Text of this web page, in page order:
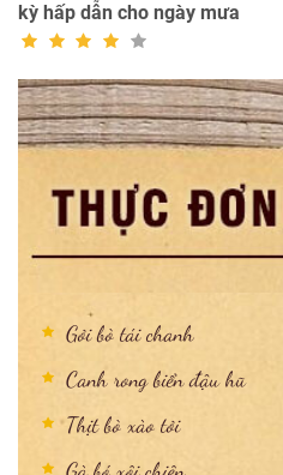
kỳ hấp dẫn cho ngày mưa
Gỏi bò tái chanh
Canh rong biển đậu hũ
Thịt bò xào tỏi
Gà bó xôi chiên